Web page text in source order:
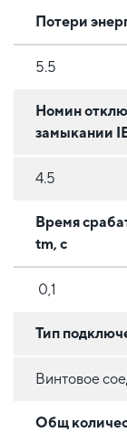
Потери
5.5
Номин
замыкании
4.5
Время
tm, с
0,1
Тип
Винтовое
Общ